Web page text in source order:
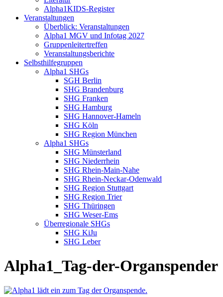
Alpha1KIDS-Register
Veranstaltungen
Überblick: Veranstaltungen
Alpha1 MGV und Infotag 2027
Gruppenleitertreffen
Veranstaltungsberichte
Selbsthilfegruppen
Alpha1 SHGs
SGH Berlin
SHG Brandenburg
SHG Franken
SHG Hamburg
SHG Hannover-Hameln
SHG Köln
SHG Region München
Alpha1 SHGs
SHG Münsterland
SHG Niederrhein
SHG Rhein-Main-Nahe
SHG Rhein-Neckar-Odenwald
SHG Region Stuttgart
SHG Region Trier
SHG Thüringen
SHG Weser-Ems
Überregionale SHGs
SHG KiJu
SHG Leber
Alpha1_Tag-der-Organspender